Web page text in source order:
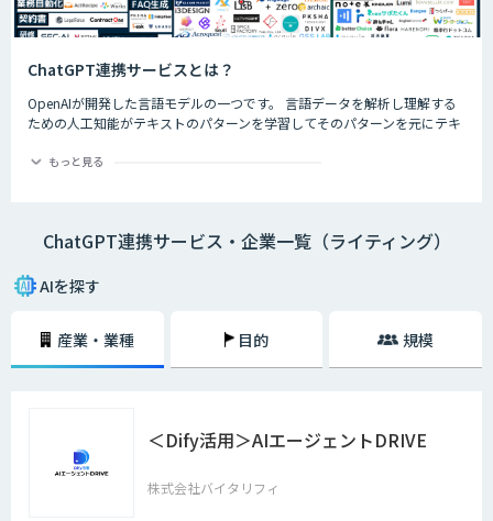
ChatGPT連携サービスとは？
OpenAIが開発した言語モデルの一つです。 言語データを解析し理解する
ための人工知能がテキストのパターンを学習してそのパターンを元にテキ
ChatGPTの最大の特徴として、人間との自然な対話を模倣することがで
もっと見る
ChatGPT連携サービス・企業一覧（ライティング）
AIを探す
産業・業種 目的 規模
＜Dify活用＞AIエージェントDRIVE
株式会社バイタリフィ